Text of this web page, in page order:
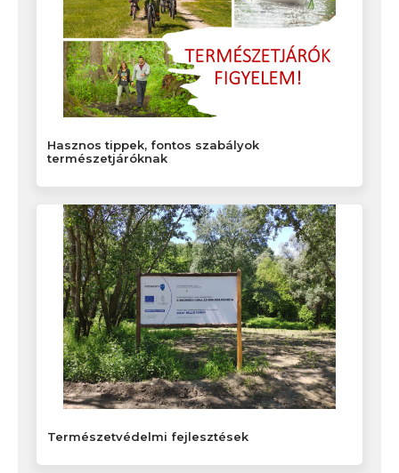
Hasznos tippek, fontos szabályok
természetjáróknak
Természetvédelmi fejlesztések